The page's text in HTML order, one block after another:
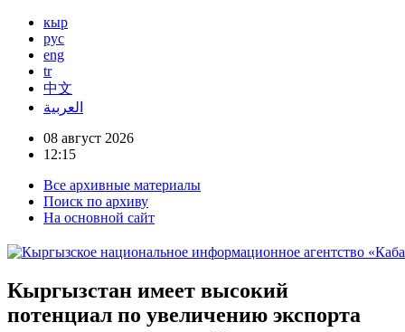
кыр
рус
eng
tr
中文
العربية
08 август 2026
12:15
Все архивные материалы
Поиск по архиву
На основной сайт
Кыргызстан имеет высокий
потенциал по увеличению экспорта